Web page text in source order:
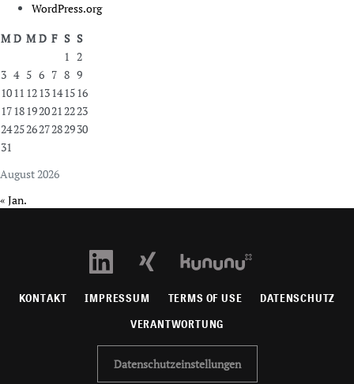
WordPress.org
August 2026
M D M D F S S
1 2
3 4 5 6 7 8 9
1011 1213141516
17181920212223
24252627282930
31
« Jan.
KONTAKT IMPRESSUM TERMS OF USE DATENSCHUTZ
VERANTWORTUNG
Datenschutzeinstellungen